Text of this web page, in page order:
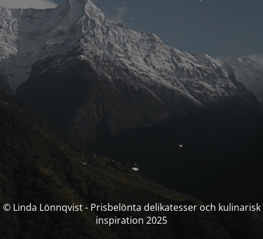
© Linda Lönnqvist - Prisbelönta delikatesser och kulinarisk
inspiration 2025